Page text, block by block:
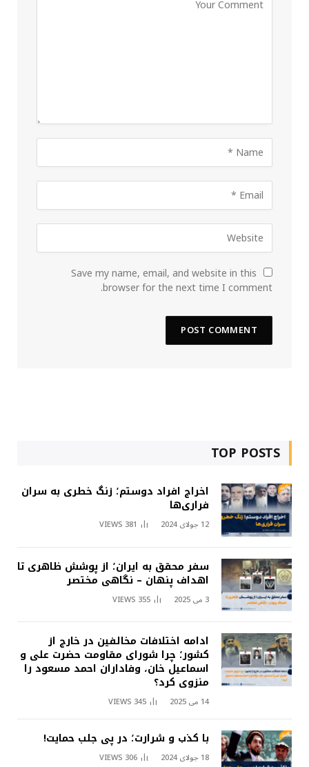
Save my name, email, and website in this
browser for the next time I comment.
TOP POSTS
اخراج افراد دوستم؛ زنگ خطری به سران
فراری‌ها
12 جولای 2024 381
VIEWS
سفر محقق به ایران؛ از پوشش ظاهری تا
اهداف پنهان – نگاهی مختصر
3 می 2025 355
VIEWS
ادامه اختلافات مخالفین در خارج از
کشور؛ چرا شورای مقاومت حضرت علی و
اسماعیل خان، وفاداران احمد مسعود را
منزوی کرد؟
14 می 2025 345
VIEWS
با کذب و شرارت؛ در پی جلب حمایت!
18 جولای 2024 306
VIEWS